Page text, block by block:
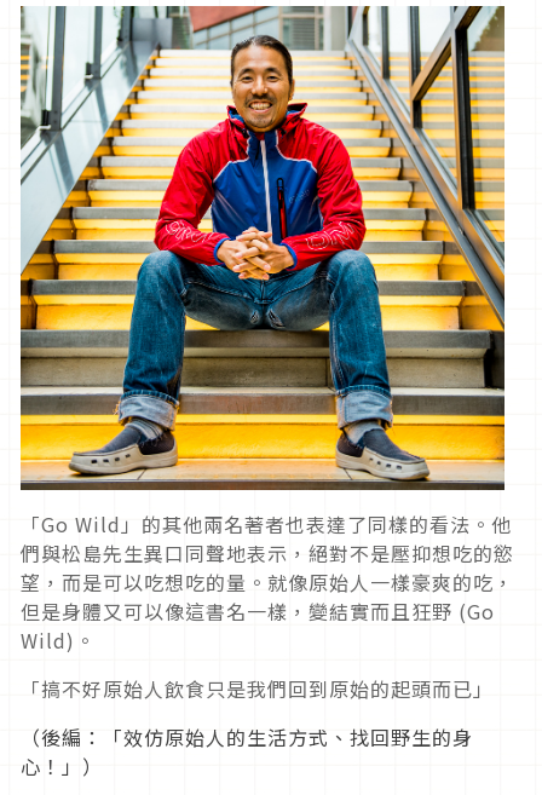
「Go Wild」的其他兩名著者也表達了同樣的看法。他
們與松島先生異口同聲地表示，絕對不是壓抑想吃的慾
望，而是可以吃想吃的量。就像原始人一樣豪爽的吃，
但是身體又可以像這書名一樣，變結實而且狂野 (Go
Wild)。
「搞不好原始人飲食只是我們回到原始的起頭而已」
（後編：「效仿原始人的生活方式、找回野生的身
心！」）